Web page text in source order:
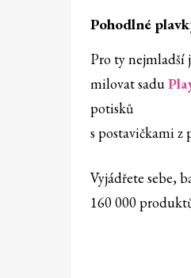
Pohodlné
Pro ty nejmladší
milovat sadu
potisků
s postavičkami z
Vyjádřete sebe,
160 000